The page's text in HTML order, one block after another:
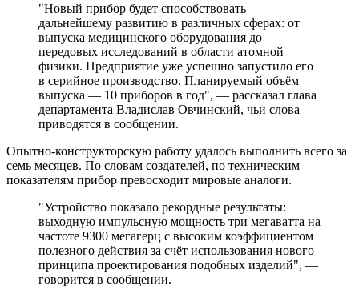
"Новый прибор будет способствовать
дальнейшему развитию в различных сферах: от
выпуска медицинского оборудования до
передовых исследований в области атомной
физики. Предприятие уже успешно запустило его
в серийное производство. Планируемый объём
выпуска — 10 приборов в год", — рассказал глава
департамента Владислав Овчинский, чьи слова
приводятся в сообщении.
Опытно-конструкторскую работу удалось выполнить всего за
семь месяцев. По словам создателей, по техническим
показателям прибор превосходит мировые аналоги.
"Устройство показало рекордные результаты:
выходную импульсную мощность три мегаватта на
частоте 9300 мегагерц с высоким коэффициентом
полезного действия за счёт использования нового
принципа проектирования подобных изделий", —
говорится в сообщении.